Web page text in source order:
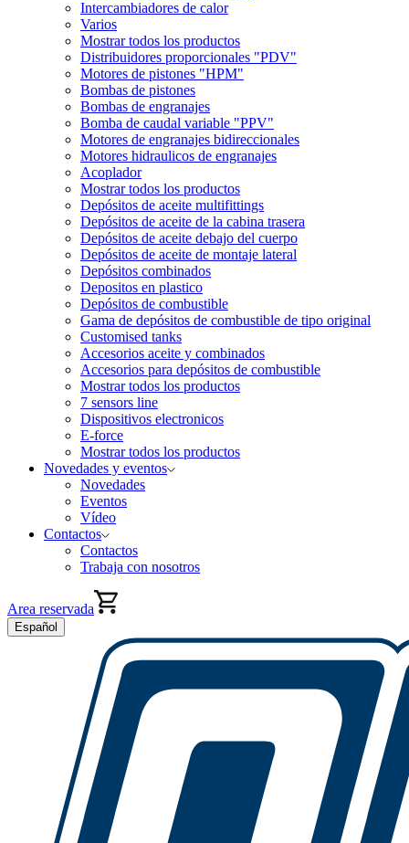
Intercambiadores de calor
Varios
Mostrar todos los productos
Distribuidores proporcionales "PDV"
Motores de pistones "HPM"
Bombas de pistones
Bombas de engranajes
Bomba de caudal variable "PPV"
Motores de engranajes bidireccionales
Motores hidraulicos de engranajes
Acoplador
Mostrar todos los productos
Depósitos de aceite multifittings
Depósitos de aceite de la cabina trasera
Depósitos de aceite debajo del cuerpo
Depósitos de aceite de montaje lateral
Depósitos combinados
Depositos en plastico
Depósitos de combustible
Gama de depósitos de combustible de tipo original
Customised tanks
Accesorios aceite y combinados
Accesorios para depósitos de combustible
Mostrar todos los productos
7 sensors line
Dispositivos electronicos
E-force
Mostrar todos los productos
Novedades y eventos
Novedades
Eventos
Vídeo
Contactos
Contactos
Trabaja con nosotros
Area reservada
Español